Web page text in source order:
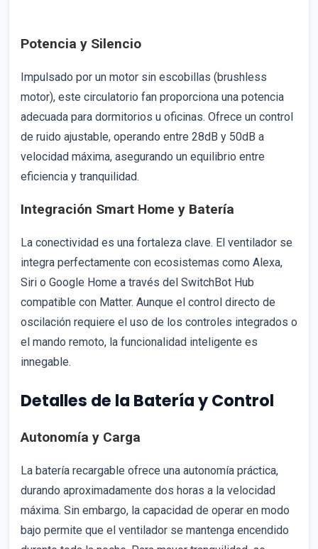
Potencia y Silencio
Impulsado por un motor sin escobillas (brushless
motor), este circulatorio fan proporciona una potencia
adecuada para dormitorios u oficinas. Ofrece un control
de ruido ajustable, operando entre 28dB y 50dB a
velocidad máxima, asegurando un equilibrio entre
eficiencia y tranquilidad.
Integración Smart Home y Batería
La conectividad es una fortaleza clave. El ventilador se
integra perfectamente con ecosistemas como Alexa,
Siri o Google Home a través del SwitchBot Hub
compatible con Matter. Aunque el control directo de
oscilación requiere el uso de los controles integrados o
el mando remoto, la funcionalidad inteligente es
innegable.
Detalles de la Batería y Control
Autonomía y Carga
La batería recargable ofrece una autonomía práctica,
durando aproximadamente dos horas a la velocidad
máxima. Sin embargo, la capacidad de operar en modo
bajo permite que el ventilador se mantenga encendido